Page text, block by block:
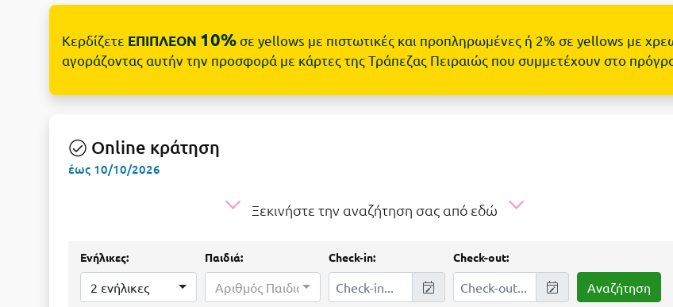
Κερδίζετε ΕΠΙΠΛΕΟΝ 10%σε yellows με πιστωτικές και προπληρωμένες ή 2% σε yellows με
αγοράζοντας αυτήν την προσφορά με κάρτες της Τράπεζας Πειραιώς που συμμετέχουν στο
Online κράτηση
έως 10/10/2026
Ξεκινήστε την αναζήτηση σας από εδώ
Ενήλικες:
2 ενήλικες
Παιδιά:
Αριθμός Παιδιών...
Check-in: Check-out: